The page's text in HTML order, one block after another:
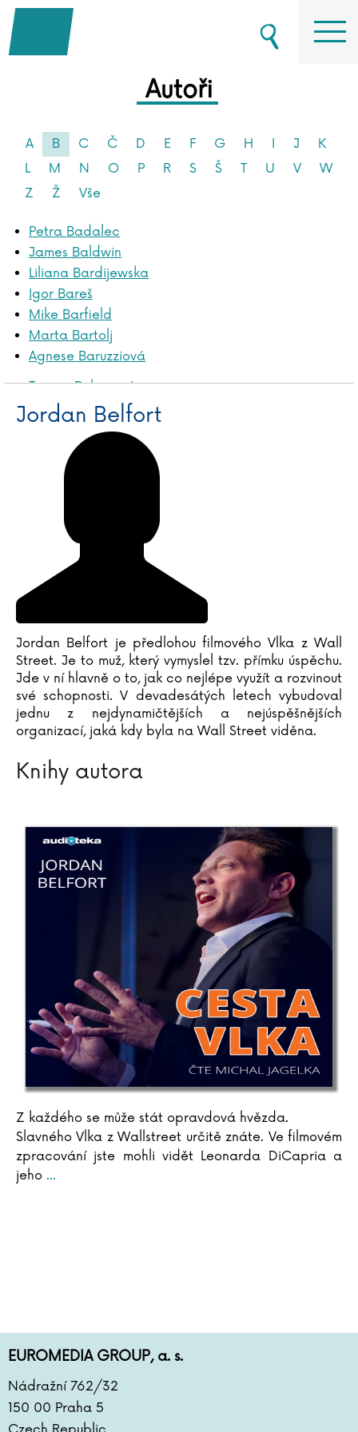
Autoři
A B C Č D E F G H I J
K
L
M N O P R S Š T U V
W
Z
Ž Vše
Petra Badalec
James Baldwin
Liliana Bardijewska
Igor Bareš
Mike Barfield
Marta Bartolj
Agnese Baruzziová
Tereza Bebarová
Jordan Belfort
Václav Bělohradský
Vladislav Beneš
Anna Benning
Judy Blumeová
Emil Boček
Paula Bossio
Richard Branson
Sara Brezzi
Otakar Brousek ml.
Marie Bruce
Christiane Brüning
Catherine Bruzzone
Konrad Budzyk
Igor Bukovský
Jordan Belfort
Jordan Belfort je předlohou filmového Vlka z Wall
Street. Je to muž, který vymyslel tzv. přímku úspěchu.
Jde v ní hlavně o to, jak co nejlépe využít a rozvinout
své schopnosti. V devadesátých letech vybudoval
jednu z nejdynamičtějších a nejúspěšnějších
organizací, jaká kdy byla na Wall Street viděna.
Knihy autora
Z každého se může stát opravdová hvězda.
Slavného Vlka z Wallstreet určitě znáte. Ve filmovém
zpracování jste mohli vidět Leonarda DiCapria a
jeho ...
EUROMEDIA GROUP, a. s.
Nádražní 762/32
150 00 Praha 5